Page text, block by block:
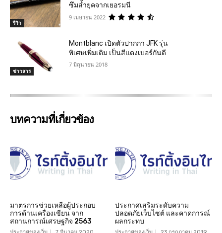
รีวิว
ซึมล้ำยุคจากเยอรมนี
9 เมษายน 2022
ข่าวสาร
Montblanc เปิดตัวปากกา JFK รุ่น
พิเศษเพิ่มเติม เป็นสีแดงเบอร์กันดี
7 มิถุนายน 2018
บทความที่เกี่ยวข้อง
มาตรการช่วยเหลือผู้ประกอบ
การด้านเครื่องเขียน จาก
สถานการณ์เศรษฐกิจ 2563
ประกาศเสริมระดับความ
ปลอดภัยเว็บไซต์ และคาดการณ์
ผลกระทบ